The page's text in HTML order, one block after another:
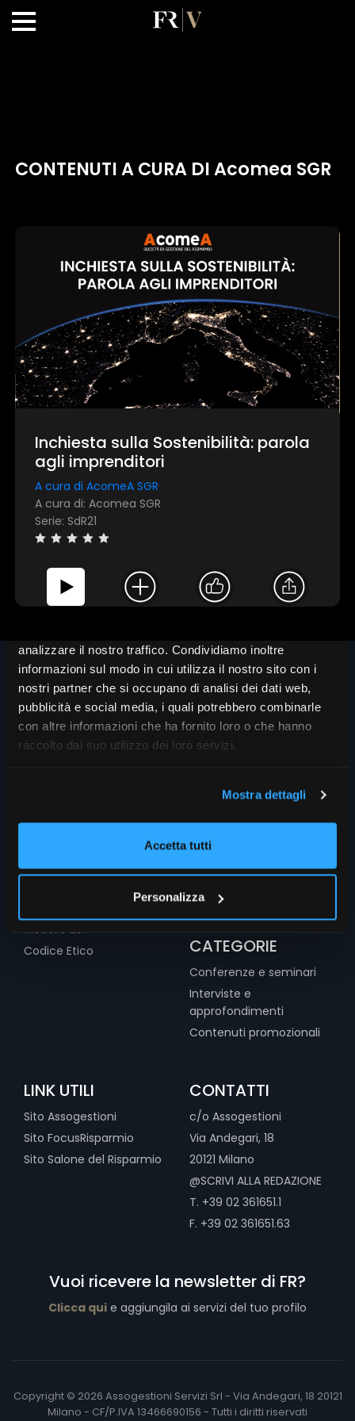
Questo sito web utilizza i cookie
analizzare il nostro traffico. Condividiamo inoltre
informazioni sul modo in cui utilizza il nostro sito con i
nostri partner che si occupano di analisi dei dati web,
pubblicità e social media, i quali potrebbero combinarle
con altre informazioni che ha fornito loro o che hanno
raccolto dal suo utilizzo dei loro servizi.
Mostra dettagli
Accetta tutti
Personalizza
CONTENUTI A CURA DI Acomea SGR
Inchiesta sulla Sostenibilità: parola
agli imprenditori
A cura di AcomeA SGR
A cura di: Acomea SGR
Serie: SdR21
×
5 stars
4 stars
3 stars
2 stars
1 star
Invia
INFO
Le firme di FR
Modello 231
Codice Etico
SEZIONI
Home
FocusRisparmio
Assogestioni
CATEGORIE
Conferenze e seminari
Interviste e
approfondimenti
Contenuti promozionali
LINK UTILI
Sito Assogestioni
Sito FocusRisparmio
Sito Salone del Risparmio
CONTATTI
c/o Assogestioni
Via Andegari, 18
20121 Milano
@SCRIVI ALLA REDAZIONE
T. +39 02 361651.1
F. +39 02 361651.63
Vuoi ricevere la newsletter di FR?
Clicca qui e aggiungila ai servizi del tuo profilo
Copyright © 2026 Assogestioni Servizi Srl - Via Andegari, 18 20121
Milano - CF/P.IVA 13466690156 - Tutti i diritti riservati